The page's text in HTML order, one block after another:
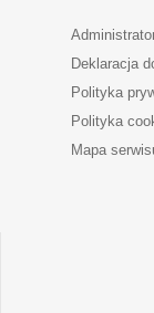
Deklaracja
Polityka
Polityka
Mapa